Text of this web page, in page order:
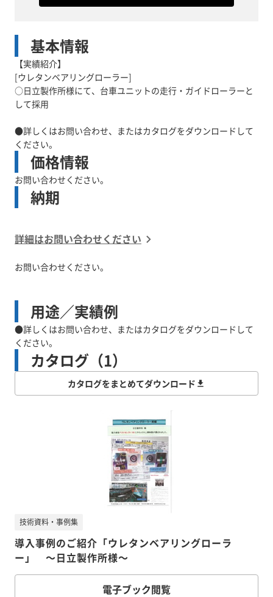
基本情報
【実績紹介】
[ウレタンベアリングローラー]
○日立製作所様にて、台車ユニットの走行・ガイドローラーと
して採用
●詳しくはお問い合わせ、またはカタログをダウンロードして
ください。
価格情報
お問い合わせください。
納期
詳細はお問い合わせください
お問い合わせください。
用途／実績例
●詳しくはお問い合わせ、またはカタログをダウンロードして
ください。
カタログ（1）
カタログをまとめてダウンロード
導入事例のご紹介「ウレタンベアリングローラ
ー」 ～日立製作所様～
技術資料・事例集
電子ブック閲覧